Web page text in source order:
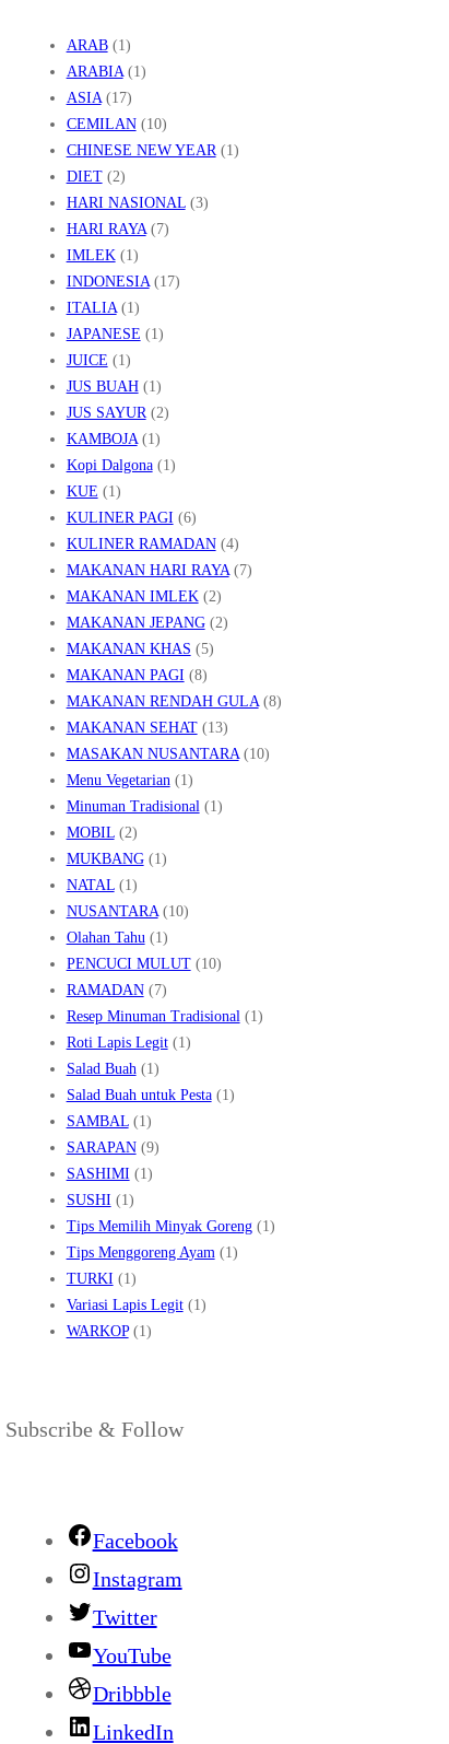
ARAB(1)
ARABIA(1)
ASIA(17)
CEMILAN(10)
CHINESE NEW YEAR (1)
DIET(2)
HARI NASIONAL(3)
HARI RAYA(7)
IMLEK(1)
INDONESIA(17)
ITALIA(1)
JAPANESE (1)
JUICE (1)
JUS BUAH(1)
JUS SAYUR (2)
KAMBOJA(1)
Kopi Dalgona(1)
KUE (1)
KULINER PAGI (6)
KULINER RAMADAN(4)
MAKANAN HARI RAYA(7)
MAKANAN IMLEK(2)
MAKANAN JEPANG(2)
MAKANAN KHAS (5)
MAKANAN PAGI (8)
MAKANAN RENDAH GULA(8)
MAKANAN SEHAT(13)
MASAKAN NUSANTARA(10)
Menu Vegetarian (1)
Minuman Tradisional (1)
MOBIL(2)
MUKBANG(1)
NATAL(1)
NUSANTARA(10)
Olahan Tahu (1)
PENCUCI MULUT(10)
RAMADAN(7)
Resep Minuman Tradisional (1)
Roti Lapis Legit(1)
Salad Buah (1)
Salad Buah untuk Pesta(1)
SAMBAL(1)
SARAPAN(9)
SASHIMI (1)
SUSHI (1)
Tips Memilih Minyak Goreng(1)
Tips Menggoreng Ayam (1)
TURKI (1)
Variasi Lapis Legit(1)
WARKOP(1)
Subscribe & Follow
Facebook
Instagram
Twitter
YouTube
Dribbble
LinkedIn